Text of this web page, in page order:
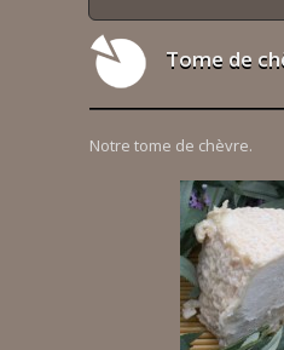
Tome de
Notre tome de chèvre.